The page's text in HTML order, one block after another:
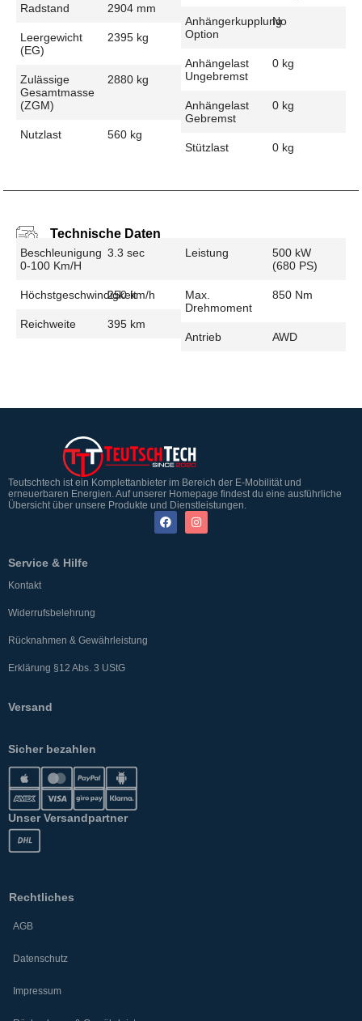
Radstand 2904 mm
Leergewicht
(EG)
2395 kg
Zulässige
Gesamtmasse
(zGM)
2880 kg
Nutzlast 560 kg
Anhängerkupplung
Option
No
Anhängelast
Ungebremst
0 kg
Anhängelast
Gebremst
0 kg
Stützlast 0 kg
Technische Daten
Beschleunigung
0-100 Km/h
3.3 sec
Höchstgeschwindigkeit
250 km/h
Reichweite 395 km
Leistung
500 kW
(680 PS)
Max.
Drehmoment
850 Nm
Antrieb AWD
Teutschtech ist ein Komplettanbieter im Bereich der E-Mobilität und
erneuerbaren Energien. Auf unserer Homepage findest du eine ausführliche
Übersicht über unsere Produkte und Dienstleistungen.
Service & Hilfe
Kontakt
Widerrufsbelehrung
Rücknahmen & Gewährleistung
Erklärung §12 Abs. 3 UStG
Versand
Sicher bezahlen
Unser Versandpartner
Rechtliches
AGB
Datenschutz
Impressum